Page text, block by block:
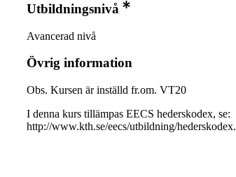
Utbildningsnivå
Avancerad nivå
Övrig information
Obs. Kursen är inställd fr.om. VT20
I denna kurs tillämpas EECS hederskodex, se:
http://www.kth.se/eecs/utbildning/hederskodex.